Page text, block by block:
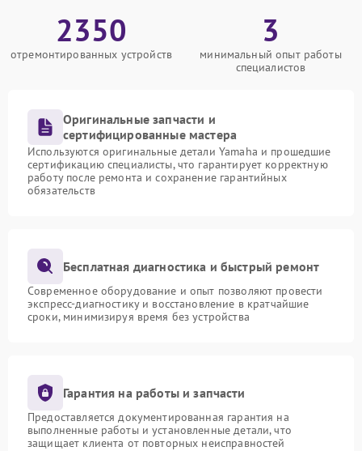
2350
отремонтированных устройств
3
минимальный опыт работы
специалистов
Оригинальные запчасти и
сертифицированные мастера
Используются оригинальные детали Yamaha и прошедшие
сертификацию специалисты, что гарантирует корректную
работу после ремонта и сохранение гарантийных
обязательств
Бесплатная диагностика и быстрый ремонт
Современное оборудование и опыт позволяют провести
экспресс-диагностику и восстановление в кратчайшие
сроки, минимизируя время без устройства
Гарантия на работы и запчасти
Предоставляется документированная гарантия на
выполненные работы и установленные детали, что
защищает клиента от повторных неисправностей